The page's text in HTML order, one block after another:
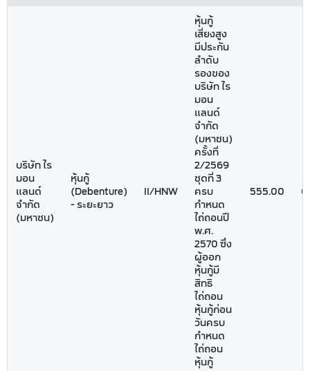
บริษัท ไร
มอน
แลนด์
จำกัด
(มหาชน)
หุ้นกู้
(Debenture)
- ระยะยาว
II/HNW
หุ้นกู้
เสี่ยงสูง
มีประกัน
ลำดับ
รองของ
บริษัท ไร
มอน
แลนด์
จำกัด
(มหาชน)
ครั้งที่
2/2569
ชุดที่ 3
ครบ
กำหนด
ไถ่ถอนปี
พ.ศ.
2570 ซึ่ง
ผู้ออก
หุ้นกู้มี
สิทธิ
ไถ่ถอน
หุ้นกู้ก่อน
วันครบ
กำหนด
ไถ่ถอน
หุ้นกู้
555.00